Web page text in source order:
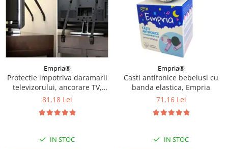
Empria®
Protectie impotriva daramarii
televizorului, ancorare TV,
protectie cutremur, chingi din
81,18 Lei
IN STOC
Empria®
Casti antifonice bebelusi cu
banda elastica, Empria
71,16 Lei
IN STOC